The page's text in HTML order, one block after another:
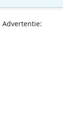
Advertentie: